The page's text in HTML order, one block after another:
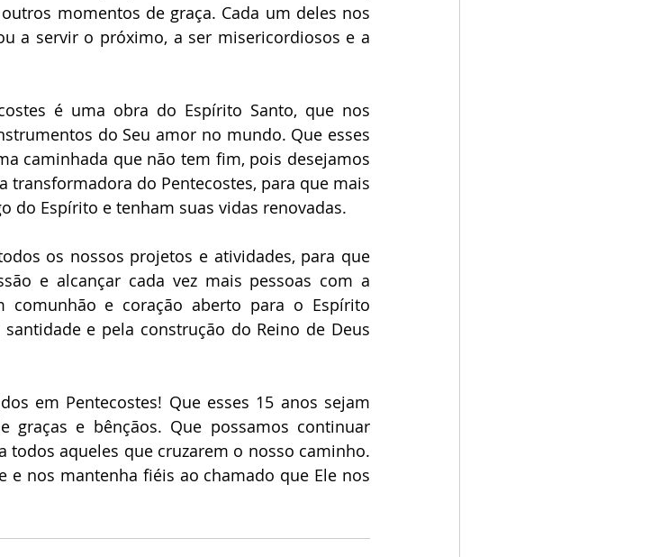
momentos de graça. Cada um deles nos
a servir o próximo, a ser misericordiosos e a
é uma obra do Espírito Santo, que nos
do Seu amor no mundo. Que esses
caminhada que não tem fim, pois desejamos
transformadora do Pentecostes, para que mais
do Espírito e tenham suas vidas renovadas.
os nossos projetos e atividades, para que
e alcançar cada vez mais pessoas com a
comunhão e coração aberto para o Espírito
e pela construção do Reino de Deus
em Pentecostes! Que esses 15 anos sejam
e bênçãos. Que possamos continuar
todos aqueles que cruzarem o nosso caminho.
e nos mantenha fiéis ao chamado que Ele nos